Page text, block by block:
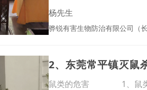
命，这
杨先生
骅锐有害生物防治有限公司（
鼠类的危害 1、鼠类可